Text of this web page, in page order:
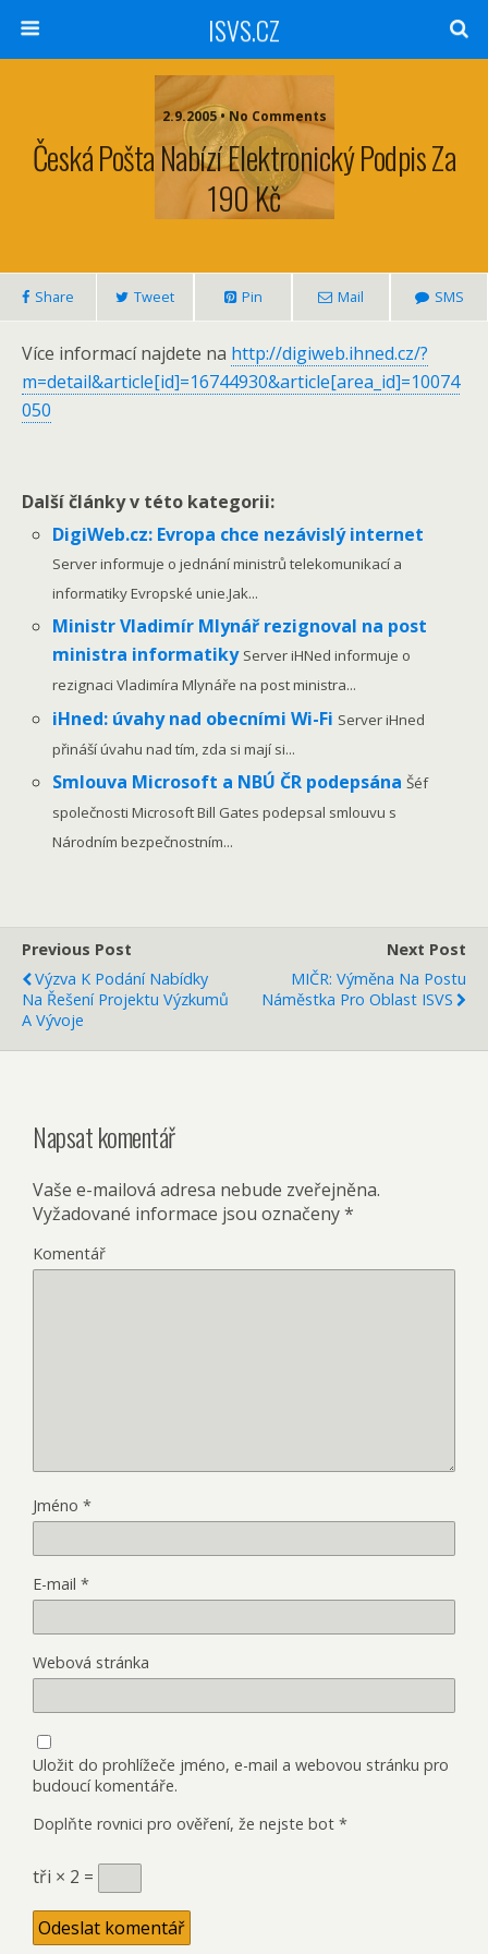
ISVS.CZ
2.9.2005 • No Comments
Česká Pošta Nabízí Elektronický Podpis Za
190 Kč
Share Tweet Pin Mail SMS
Více informací najdete na http://digiweb.ihned.cz/?
m=detail&article[id]=16744930&article[area_id]=10074
050
Další články v této kategorii:
DigiWeb.cz: Evropa chce nezávislý internet
Server informuje o jednání ministrů telekomunikací a
informatiky Evropské unie.Jak...
Ministr Vladimír Mlynář rezignoval na post
ministra informatiky Server iHNed informuje o
rezignaci Vladimíra Mlynáře na post ministra...
iHned: úvahy nad obecními Wi-Fi Server iHned
přináší úvahu nad tím, zda si mají si...
Smlouva Microsoft a NBÚ ČR podepsánaŠéf
společnosti Microsoft Bill Gates podepsal smlouvu s
Národním bezpečnostním...
Previous Post
Výzva K Podání Nabídky
Na Řešení Projektu Výzkumů
A Vývoje
Next Post
MIČR: Výměna Na Postu
Náměstka Pro Oblast ISVS
Napsat komentář
Vaše e-mailová adresa nebude zveřejněna.
Vyžadované informace jsou označeny*
Komentář
Jméno *
E-mail *
Webová stránka
Uložit do prohlížeče jméno, e-mail a webovou stránku pro
budoucí komentáře.
Doplňte rovnici pro ověření, že nejste bot *
tři × 2 =